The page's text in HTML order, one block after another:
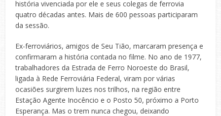
história vivenciada por ele e seus colegas de ferrovia
quatro décadas antes. Mais de 600 pessoas participaram
da sessão.
Ex-ferroviários, amigos de Seu Tião, marcaram presença e
confirmaram a história contada no filme. No ano de 1977,
trabalhadores da Estrada de Ferro Noroeste do Brasil,
ligada à Rede Ferroviária Federal, viram por várias
ocasiões surgirem luzes nos trilhos, na região entre
Estação Agente Inocêncio e o Posto 50, próximo a Porto
Esperança. Mas o trem nunca chegou, deixando